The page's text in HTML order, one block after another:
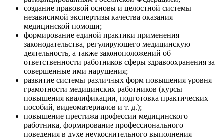
создание правовой основы и целостной системы
независимой экспертизы качества оказания
медицинской помощи;
формирование единой практики применения
законодательства, регулирующего медицинскую
деятельность, а также законоположений об
ответственности работников сферы здравоохранения за
совершенные ими нарушения;
развитие системы различных форм повышения уровня
грамотности медицинских работников (курсы
повышения квалификации, подготовка практических
пособий, видеоматериалов и т. д.);
повышение престижа профессии медицинского
работника, формирование профессионального
поведения в духе неукоснительного выполнения